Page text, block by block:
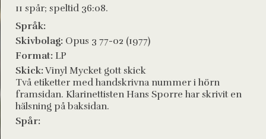
11 spår; speltid 36:08.
Språk:
Skivbolag: Opus 3 77-02 (1977)
Format: LP
Skick:Vinyl Mycket gott skick
Två etiketter med handskrivna nummer i hörn
framsidan. Klarinettisten Hans Sporre har skrivit en
hälsning på baksidan.
Spår: